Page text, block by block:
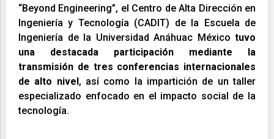
“Beyond Engineering”, el Centro de Alta Dirección en
Ingeniería y Tecnología (CADIT) de la Escuela de
Ingeniería de la Universidad Anáhuac México tuvo
una destacada participación mediante la
transmisión de tres conferencias internacionales
de alto nivel, así como la impartición de un taller
especializado enfocado en el impacto social de la
tecnología.